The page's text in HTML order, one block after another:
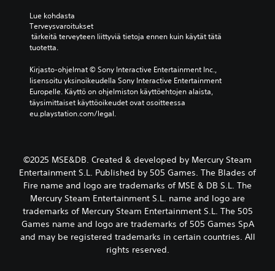
Lue kohdasta
Terveysvaroitukset
tuotetta.
Kirjasto-ohjelmat © Sony Interactive Entertainment Inc.,
lisensoitu yksinoikeudella Sony Interactive Entertainment
Europelle. Käyttö on ohjelmiston käyttöehtojen alaista,
täysimittaiset käyttöoikeudet ovat osoitteessa
eu.playstation.com/legal.
©2025 MSE&DB. Created & developed by Mercury Steam
Entertainment S.L. Published by 505 Games. The Blades of
Fire name and logo are trademarks of MSE & DB S.L. The
Mercury Steam Entertainment S.L. name and logo are
trademarks of Mercury Steam Entertainment S.L. The 505
Games name and logo are trademarks of 505 Games SpA
and may be registered trademarks in certain countries. All
rights reserved.